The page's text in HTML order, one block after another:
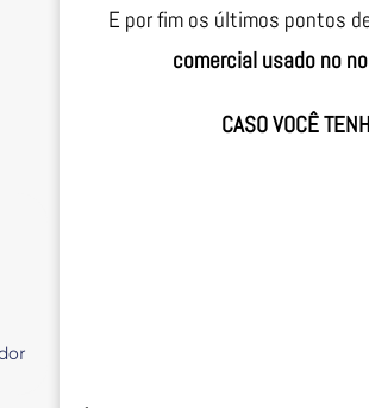
E por fim os últimos pontos
comercial usado no
CASO VOCÊ